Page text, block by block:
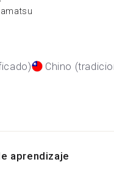
Chino
aprendizaje